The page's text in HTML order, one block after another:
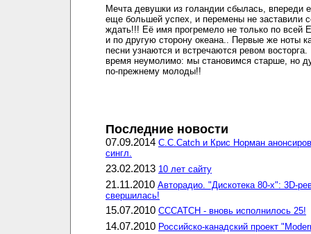
Мечта девушки из голандии сбылась, впереди
еще большей успех, и перемены не заставили
ждать!!! Её имя прогремело не только по всей
и по другую сторону океана.. Первые же ноты
песни узнаются и встречаются ревом восторга.
время неумолимо: мы становимся старше, но
по-прежнему молоды!!
Последние новости
07.09.2014 C.C.Catch и Крис Норман
сингл.
23.02.2013 10 лет сайту
21.11.2010 Авторадио. "Дискотека 80-х": 3D-
свершилась!
15.07.2010 CCCATCH - вновь исполнилось 25!
14.07.2010 Российско-канадский проект